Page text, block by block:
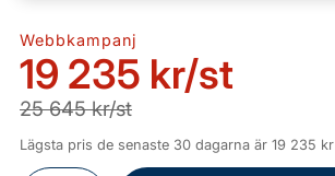
Webbkampanj
19 235 kr/st
25 645 kr/st
Lägsta pris de senaste 30 dagarna är 19 235 kr